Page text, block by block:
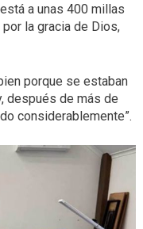
a unas 400 millas
la gracia de Dios,
porque se estaban
después de más de
considerablemente”.